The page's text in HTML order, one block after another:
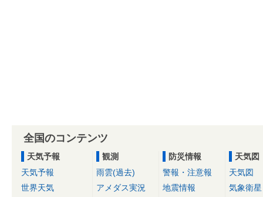
全国のコンテンツ
天気予報
天気予報
世界天気
観測
雨雲(過去)
アメダス実況
防災情報
警報・注意報
地震情報
天気図
天気図
気象衛星